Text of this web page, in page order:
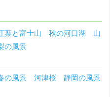
葉と富士山 秋の河口湖 山
の風景
の風景 河津桜 静岡の風景